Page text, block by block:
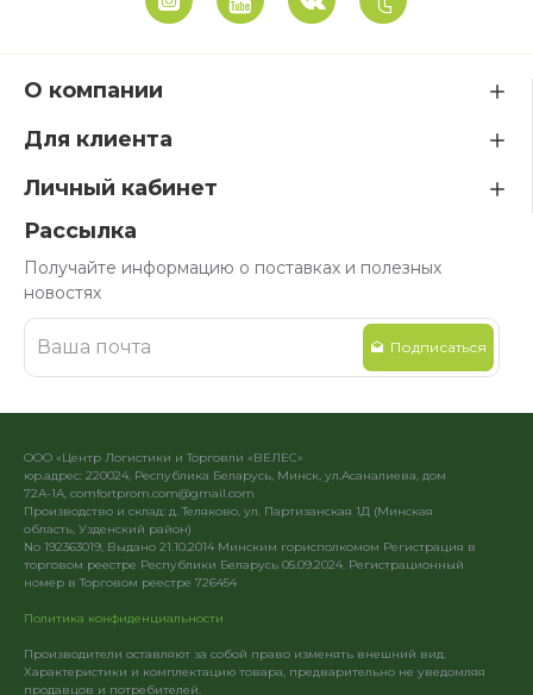
О компании
Для клиента
Личный кабинет
Рассылка
Получайте информацию о поставках и полезных
новостях
Подписаться
ООО «Центр Логистики и Торговли «ВЕЛЕС»
юр.адрес: 220024, Республика Беларусь, Минск, ул.Асаналиева, дом
72А-1А, comfortprom.com@gmail.com
Производство и склад: д. Теляково, ул. Партизанская 1Д (Минская
область, Узденский район)
No 192363019, Выдано 21.10.2014 Минским горисполкомом Регистрация в
торговом реестре Республики Беларусь 05.09.2024. Регистрационный
номер в Торговом реестре 726454
Политика конфиденциальности
Производители оставляют за собой право изменять внешний вид.
Характеристики и комплектацию товара, предварительно не уведомляя
продавцов и потребителей.